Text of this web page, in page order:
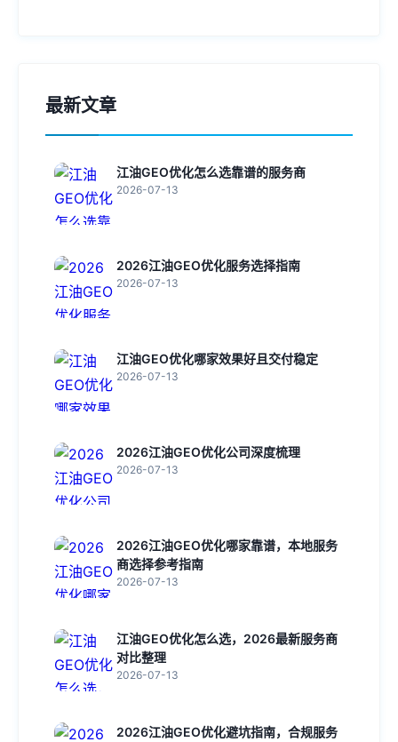
最新文章
江油GEO优化怎么选靠谱的服务商
2026-07-13
2026江油GEO优化服务选择指南
2026-07-13
江油GEO优化哪家效果好且交付稳定
2026-07-13
2026江油GEO优化公司深度梳理
2026-07-13
2026江油GEO优化哪家靠谱，本地服务
商选择参考指南
2026-07-13
江油GEO优化怎么选，2026最新服务商
对比整理
2026-07-13
2026江油GEO优化避坑指南，合规服务